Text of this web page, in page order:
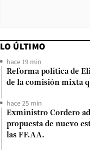
LO ÚLTIMO
hace 19 min
Reforma política de
de la comisión mixta
hace 25 min
Exministro Cordero
propuesta de nuevo
las FF.AA.